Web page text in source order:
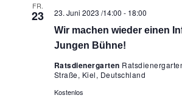
FR.
23
Wir machen wieder einen
Jungen Bühne!
23. Juni 2023 /14:00 - 18:00
Ratsdienergarten
Straße, Kiel, Deutschland
Kostenlos